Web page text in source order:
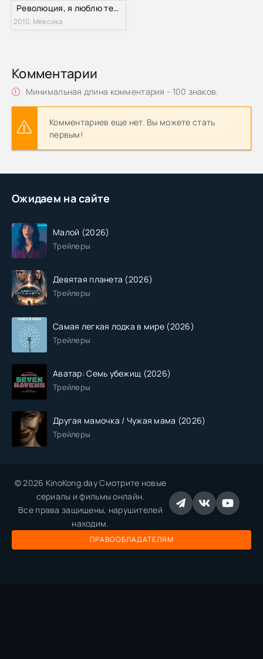
Ожидаем на сайте
Малой (2026)
Трейлеры
Девятая планета (2026)
Трейлеры
Самая легкая лодка в мире (2026)
Трейлеры
Аватар: Семь убежищ (2026)
Трейлеры
Другая мамочка / Чужая мама (2026)
Трейлеры
Революция, я люблю тебя! (2010)
2010, Мексика
Комментарии
Минимальная длина комментария - 100 знаков.
Комментариев еще нет. Вы можете стать
первым!
© 2026 KinoKong.day Смотрите новые
сериалы и фильмы онлайн.
Все права защищены, нарушителей
находим.
ПРАВООБЛАДАТЕЛЯМ